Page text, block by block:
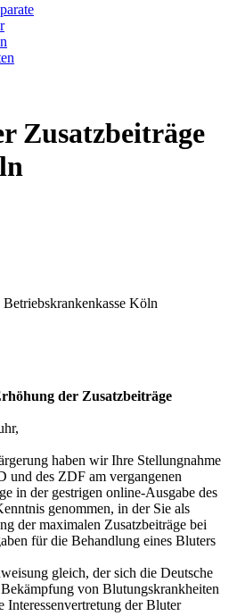
Zusatzbeiträge
Köln
der Zusatzbeiträge
haben wir Ihre Stellungnahme
und des ZDF am vergangenen
in der gestrigen online-Ausgabe des
genommen, in der Sie als
der maximalen Zusatzbeiträge bei
für die Behandlung eines Bluters
gleich, der sich die Deutsche
von Blutungskrankheiten
Interessenvertretung der Bluter